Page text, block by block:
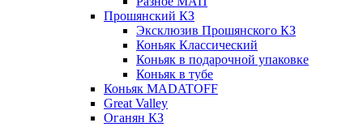
Прошянский КЗ
Эксклюзив Прошянского КЗ
Коньяк Классический
Коньяк в подарочной упаковке
Коньяк в тубе
Коньяк MADATOFF
Great Valley
Оганян КЗ